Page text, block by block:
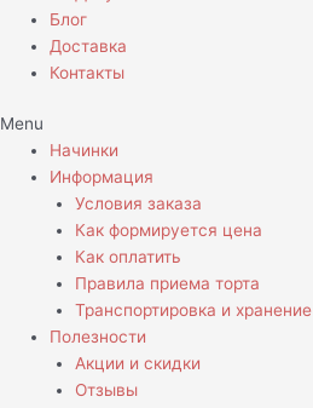
Блог
Доставка
Контакты
Menu
Начинки
Информация
Условия заказа
Как формируется цена
Как оплатить
Правила приема торта
Транспортировка и хранение
Полезности
Акции и скидки
Отзывы